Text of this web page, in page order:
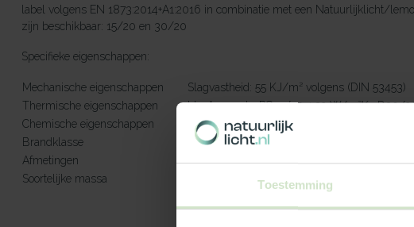
Toestemming
label volgens EN 1873:2014+A1:2016 in combinatie met een Natuurlijklicht/
zijn beschikbaar: 15/20 en 30/20
Specifieke eigenschappen:
Mechanische eigenschappen
Slagvastheid: 55 KJ/m² volgens
Thermische eigenschappen
Uup*-waarde: PO15/25: 1,32 W/m²K. D30/
Chemische eigenschappen
Resistent aan de meeste zuren en basen
Brandklasse
Afmetingen
Hoogte 15/20 15 cm. Hoogte 30/30 30 cm
Soortelijke massa
1400 à 1600 kg/m³ bij 20°C